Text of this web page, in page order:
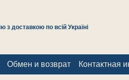
з доставкою по всій Україні
Обмен и возврат Контактная